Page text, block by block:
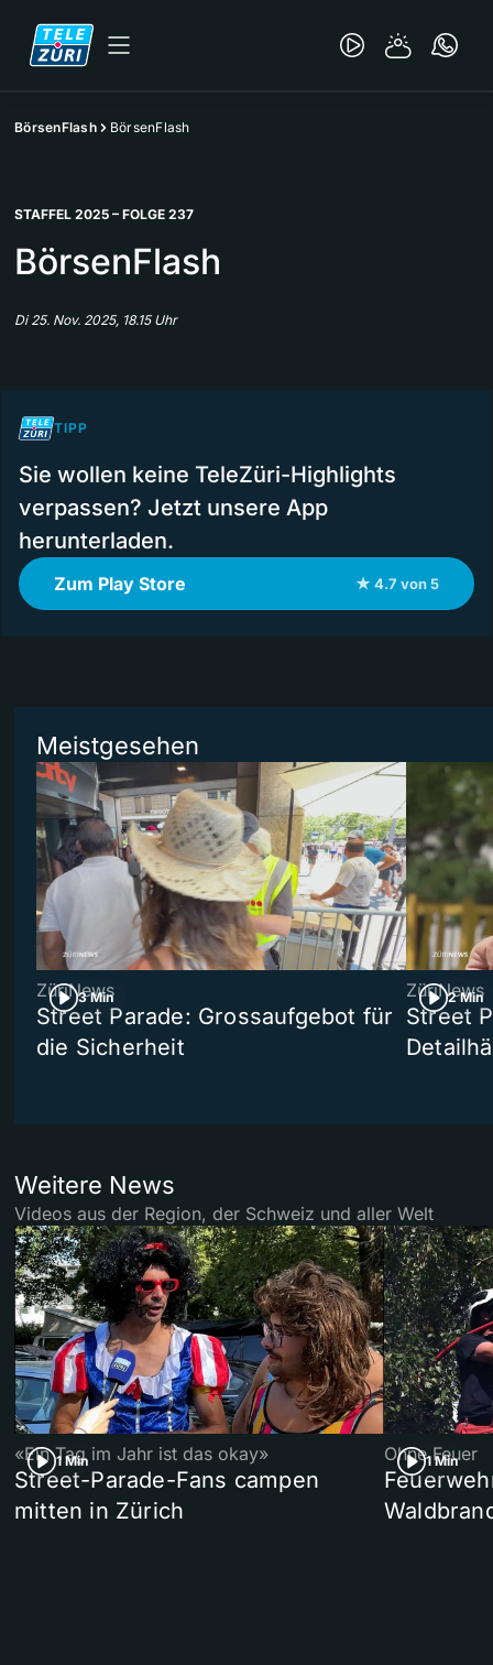
BörsenFlash BörsenFlash
STAFFEL 2025 – FOLGE 237
BörsenFlash
Di 25. Nov. 2025, 18.15 Uhr
TIPP
Sie wollen keine TeleZüri-Highlights
verpassen? Jetzt unsere App
herunterladen.
Zum Play Store ★ 4.7 von 5
Meistgesehen
3 Min
ZüriNews
Street Parade: Grossaufgebot für
die Sicherheit
2 Min
ZüriNews
Street
Weitere News
Videos aus der Region, der Schweiz und aller Welt
1 Min
«Ein Tag im Jahr ist das okay»
Street-Parade-Fans campen
mitten in Zürich
1 Min
Ohne Feuer